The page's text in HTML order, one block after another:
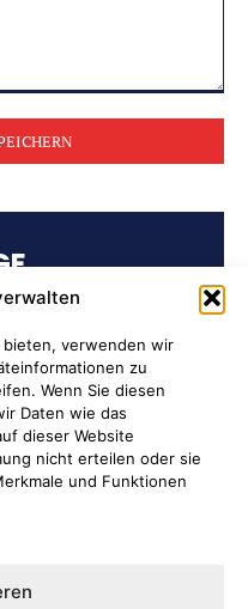
bieten, verwenden wir
zu
Wenn Sie diesen
Daten wie das
dieser Website
nicht erteilen oder sie
und Funktionen
präsentiert
nach